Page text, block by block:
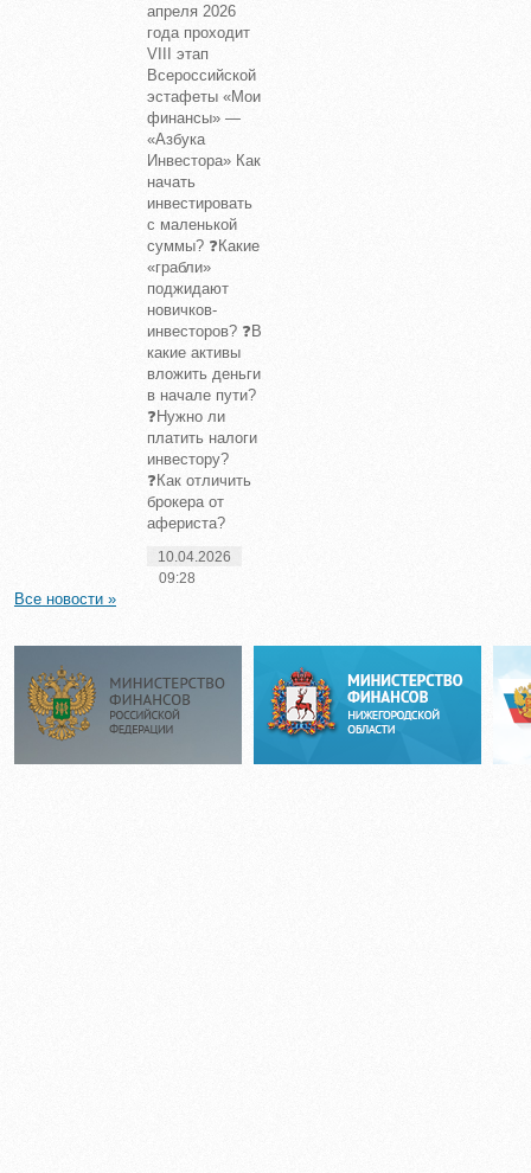
апреля 2026
года проходит
VIII этап
Всероссийской
эстафеты «Мои
финансы» —
«Азбука
Инвестора» Как
начать
инвестировать
с маленькой
суммы? ❓Какие
«грабли»
поджидают
новичков-
инвесторов? ❓В
какие активы
вложить деньги
в начале пути?
❓Нужно ли
платить налоги
инвестору?
❓Как отличить
брокера от
афериста?
10.04.2026
09:28
Все новости »